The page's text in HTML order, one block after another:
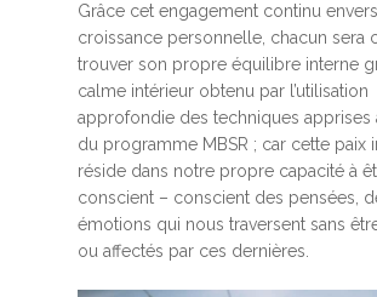
Grâce cet engagement continu
croissance personnelle, chacun sera
trouver son propre équilibre interne
calme intérieur obtenu par l’utilisation
approfondie des techniques apprises
du programme MBSR ; car cette paix
réside dans notre propre capacité à
conscient – conscient des pensées,
émotions qui nous traversent sans
ou affectés par ces dernières.